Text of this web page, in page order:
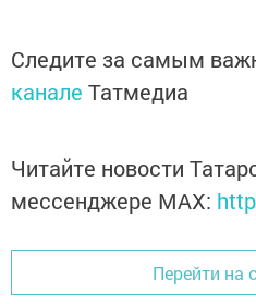
Следите за самым
канале Татмедиа
Читайте новости
мессенджере MАХ:
Перейти на